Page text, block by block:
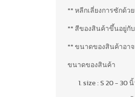
** หลีกเลี่ยงการซักด้ว
** สีของสินค้าขึ้นอยู่กั
** ขนาดของสินค้าอาจ
ขนาดของสินค้า
size : S 20 - 30